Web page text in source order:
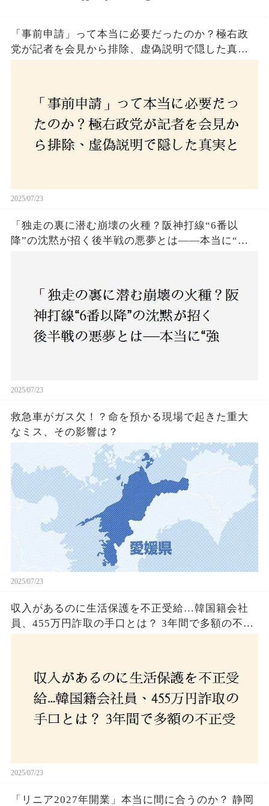
「事前申請」って本当に必要だったのか？極右政
党が記者を会見から排除、虚偽説明で隠した真実
2025/07/23
「独走の裏に潜む崩壊の火種？阪神打線“6番以
降”の沈黙が招く後半戦の悪夢とは——本当に“強
2025/07/23
救急車がガス欠！？命を預かる現場で起きた重大
なミス、その影響は？
2025/07/23
収入があるのに生活保護を不正受給…韓国籍会社
員、455万円詐取の手口とは？ 3年間で多額の不正
2025/07/23
「リニア2027年開業」本当に間に合うのか？ 静岡